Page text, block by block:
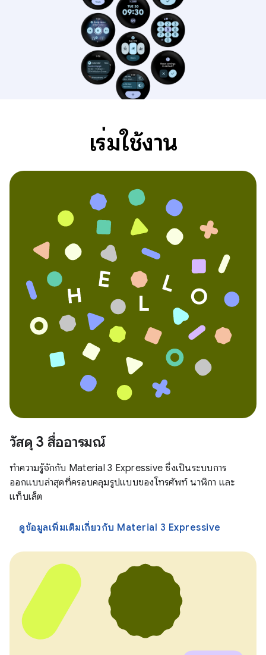
เริ่มใช้งาน
วัสดุ 3 สื่ออารมณ์
ทำความรู้จักกับ Material 3 Expressive ซึ่งเป็นระบบการ
ออกแบบล่าสุดที่ครอบคลุมรูปแบบของโทรศัพท์ นาฬิกา และ
แท็บเล็ต
ดูข้อมูลเพิ่มเติมเกี่ยวกับ Material 3 Expressive